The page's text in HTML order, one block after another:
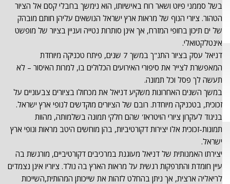
בשל סממני פיוט ושאר רוח באישיותו, הוא נימשך בחבלי קסם אל הציור
הטהור. ציורי הנוף של מראות ארץ ישראל הנושאים עליהן חותם מובהק
של ים תיכון בחופי המזרח, אך אינן סותרות נטייה ועניין בציור של מופשט
אינטלקטואלי.
דניאל עסק בציור התנ"ך במשך 7 שנים, פיתח טכניקה מיוחדת
המאפשרת לצייר את סיפורי האירועים הכלולים בו, למרות האיסור – לא
תעשה לך פסל וכל תמונה.
במשך השנים האחרונות משקיע דניאל את מכחולו בציורים צבעוניים על
זכוכית, בטכניקה מיוחדת. רובם של הציורים מוקדשים לנופי ארץ ישראל.
בניגוד לעקרון ציורי הויטראז' שהם חלקי תמונה בשלמותה, מהוות
תמונות-זכוכית אלו יצירות דקורטיביות, בהן מוחשים היטב מראות ונופי ארץ
ישראל.
יצירתו האמנותית של דניאל מעוגנת במרכיבים דקורטיביים, מורגשת בה
עיין חומדת והתרפקות רגשית על מראות הארץ בה נולד. ציוריו אינן נצמדים
לריאליה ארצית, אך ניתן בהחלט לזהות את שייכותן המהותית,השייכות